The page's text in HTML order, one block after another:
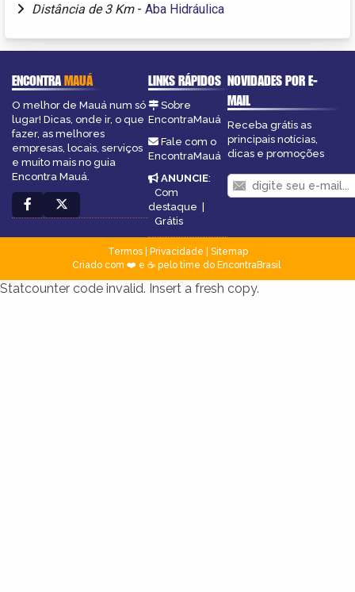
Distância de 3 Km - Aba Hidráulica
ENCONTRAMAUÁ
O melhor de Mauá num só
lugar! Dicas, onde ir, o que
fazer, as melhores
empresas, locais, serviços
e muito mais no guia
Encontra Mauá.
LINKS RÁPIDOS
Sobre
EncontraMauá
Fale com o
EncontraMauá
ANUNCIE:
Com
destaque |
Grátis
NOVIDADES POR E-
MAIL
Receba grátis as
principais notícias,
dicas e promoções
Termos| Privacidade
Sitemap
Criado com ❤️ e ☕ pelo time do EncontraBrasil
Statcounter code invalid. Insert a fresh copy.